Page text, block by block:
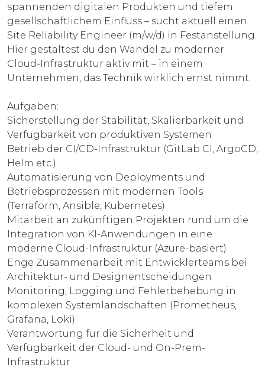
spannenden digitalen Produkten und tiefem
gesellschaftlichem Einfluss – sucht aktuell einen
Site Reliability Engineer (m/w/d) in Festanstellung.
Hier gestaltest du den Wandel zu moderner
Cloud-Infrastruktur aktiv mit – in einem
Unternehmen, das Technik wirklich ernst nimmt.
Aufgaben:
Sicherstellung der Stabilität, Skalierbarkeit und
Verfügbarkeit von produktiven Systemen
Betrieb der CI/CD-Infrastruktur (GitLab CI, ArgoCD,
Helm etc.)
Automatisierung von Deployments und
Betriebsprozessen mit modernen Tools
(Terraform, Ansible, Kubernetes)
Mitarbeit an zukünftigen Projekten rund um die
Integration von KI-Anwendungen in eine
moderne Cloud-Infrastruktur (Azure-basiert)
Enge Zusammenarbeit mit Entwicklerteams bei
Architektur- und Designentscheidungen
Monitoring, Logging und Fehlerbehebung in
komplexen Systemlandschaften (Prometheus,
Grafana, Loki)
Verantwortung für die Sicherheit und
Verfügbarkeit der Cloud- und On-Prem-
Infrastruktur